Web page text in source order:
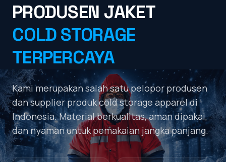
PRODUSEN JAKET
COLD STORAGE
TERPERCAYA
Kami merupakan salah satu pelopor produsen
dan supplier produk cold storage apparel di
Indonesia.Material berkualitas, aman dipakai,
dan nyaman untuk pemakaian jangka panjang.